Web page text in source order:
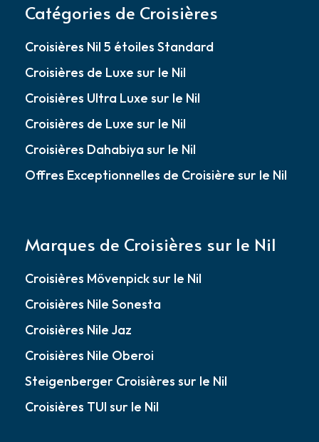
Catégories de Croisières
Croisières Nil 5 étoiles Standard
Croisières de Luxe sur le Nil
Croisières Ultra Luxe sur le Nil
Croisières de Luxe sur le Nil
Croisières Dahabiya sur le Nil
Offres Exceptionnelles de Croisière sur le Nil
Marques de Croisières sur le Nil
Croisières Mövenpick sur le Nil
Croisières Nile Sonesta
Croisières Nile Jaz
Croisières Nile Oberoi
Steigenberger Croisières sur le Nil
Croisières TUI sur le Nil